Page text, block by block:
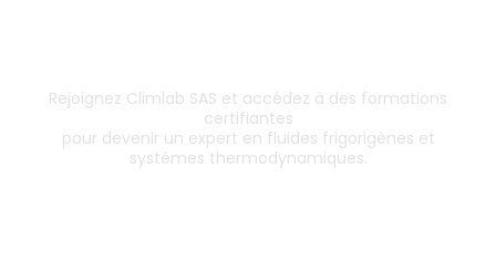
Rejoignez Climlab SAS et accédez à des formations
certifiantes
pour devenir un expert en fluides frigorigènes et
systèmes thermodynamiques.